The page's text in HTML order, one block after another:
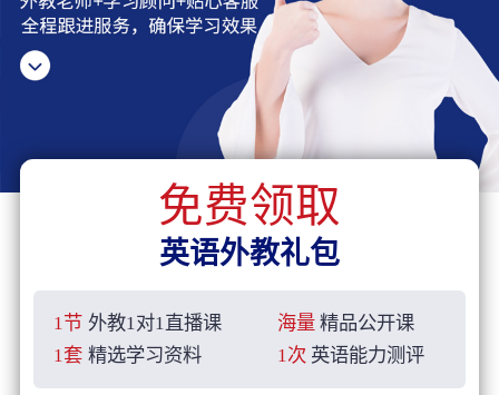
免费领取
英语外教礼包
1节 外教1对1直播课 海量 精品公开课
1套 精选学习资料 1次 英语能力测评